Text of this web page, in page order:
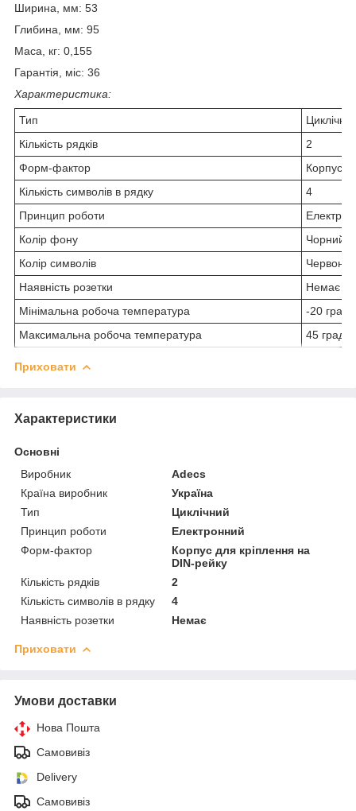
Ширина, мм: 53
Глибина, мм: 95
Маса, кг: 0,155
Гарантія, міс: 36
Характеристика:
Тип
Кількість рядків
2
Форм-фактор
Корпус
Кількість символів в рядку
4
Принцип роботи
Колір фону
Чорний
Колір символів
Червоний
Наявність розетки
Немає
Мінімальна робоча температура
-20 град.
Максимальна робоча температура
45 град.
Приховати
Характеристики
Основні
Виробник
Adecs
Країна виробник
Україна
Тип
Циклічний
Принцип роботи
Електронний
Форм-фактор
Корпус для кріплення на
DIN-рейку
Кількість рядків
2
Кількість символів в рядку
4
Наявність розетки
Немає
Приховати
Умови доставки
Нова Пошта
Самовивіз
Delivery
Самовивіз